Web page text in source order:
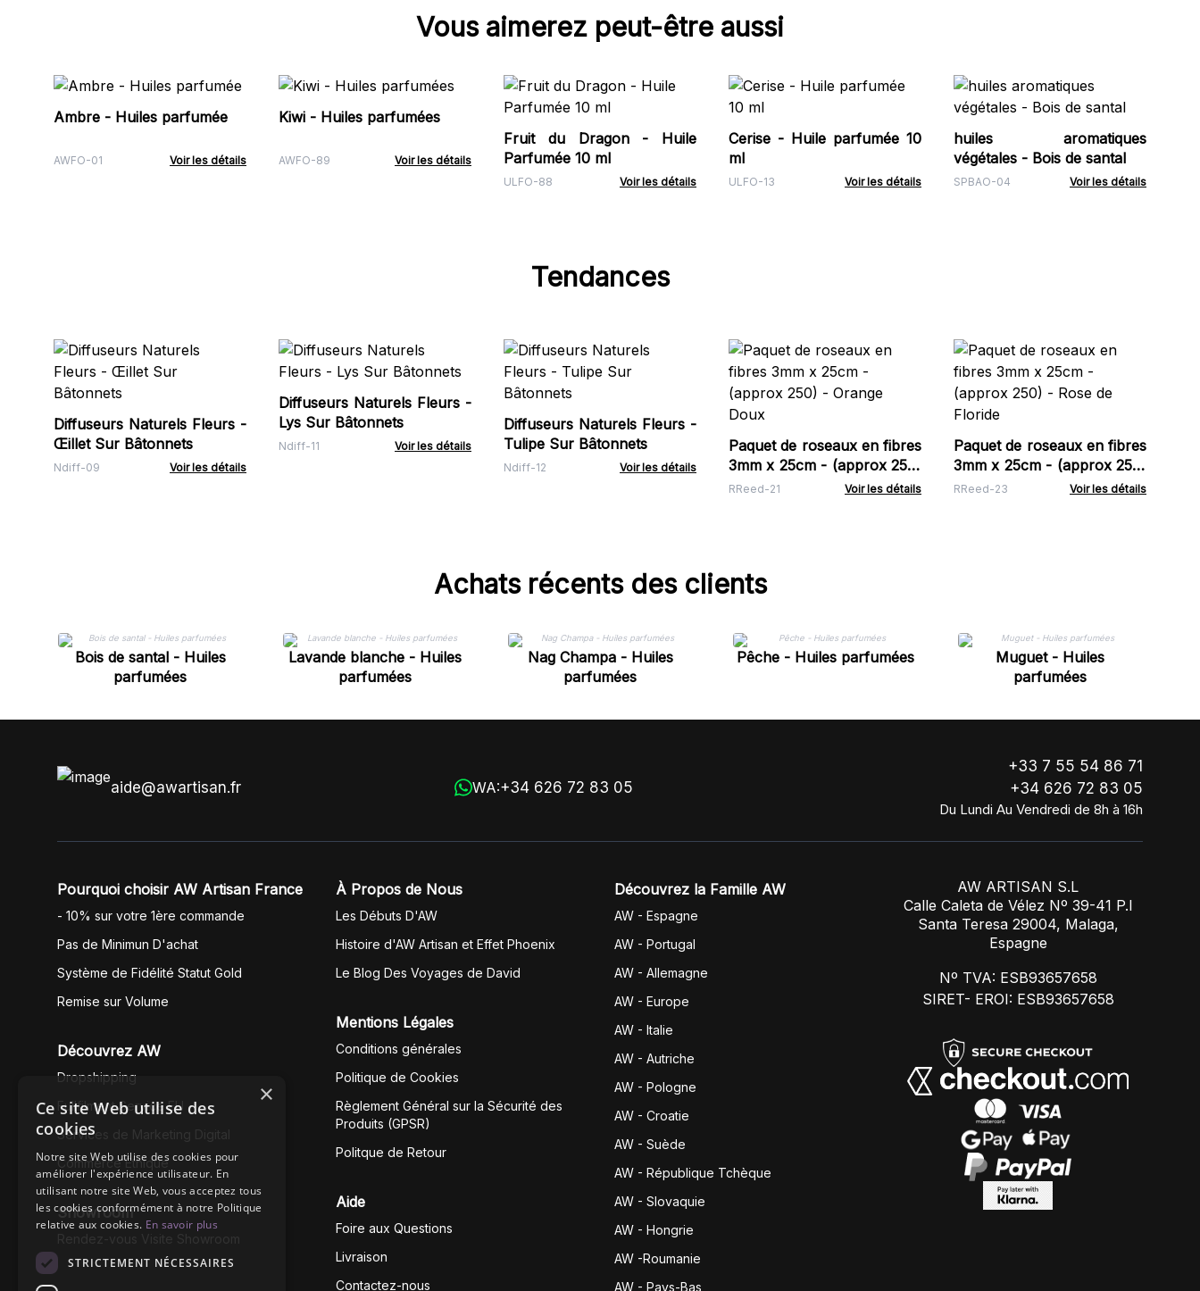
Vous aimerez peut-être aussi
Ambre - Huiles parfumée
AWFO-01 Voir les détails
Kiwi - Huiles parfumées
AWFO-89 Voir les détails
Fruit du Dragon - Huile
Parfumée 10 ml
ULFO-88 Voir les détails
Cerise - Huile parfumée 10
ml
ULFO-13 Voir les détails
huiles aromatiques
végétales - Bois de santal
SPBAO-04 Voir les détails
Tendances
Diffuseurs Naturels Fleurs -
Œillet Sur Bâtonnets
Ndiff-09 Voir les détails
Diffuseurs Naturels Fleurs -
Lys Sur Bâtonnets
Ndiff-11 Voir les détails
Diffuseurs Naturels Fleurs -
Tulipe Sur Bâtonnets
Ndiff-12 Voir les détails
Paquet de roseaux en fibres
3mm x 25cm - (approx 250)
- Orange Doux
RReed-21 Voir les détails
Paquet de roseaux en fibres
3mm x 25cm - (approx 250)
- Rose de Floride
RReed-23 Voir les détails
Achats récents des clients
Bois de santal - Huiles
parfumées
Lavande blanche - Huiles
parfumées
Nag Champa - Huiles
parfumées
Pêche - Huiles parfumées
Muguet - Huiles
parfumées
aide@awartisan.fr WA:+34 626 72 83 05
+33 7 55 54 86 71
+34 626 72 83 05
Du Lundi Au Vendredi de 8h à 16h
Pourquoi choisir AW Artisan France
- 10% sur votre 1ère commande
Pas de Minimun D'achat
Système de Fidélité Statut Gold
Remise sur Volume
Découvrez AW
Dropshipping
Fullfilment Service EU
Services de Marketing Digital
Commerce Éthique
Showroom
À Propos de Nous
Les Débuts D'AW
Histoire d'AW Artisan et Effet Phoenix
Le Blog Des Voyages de David
Mentions Légales
Conditions générales
Politique de Cookies
Règlement Général sur la Sécurité des
Produits (GPSR)
Politque de Retour
Aide
Foire aux Questions
Livraison
Contactez-nous
Découvrez la Famille AW
AW - Espagne
AW - Portugal
AW - Allemagne
AW - Europe
AW - Italie
AW - Autriche
AW - Pologne
AW - Croatie
AW - Suède
AW - République Tchèque
AW - Slovaquie
AW - Hongrie
AW -Roumanie
AW - Pays-Bas
AW ARTISAN S.L
Calle Caleta de Vélez Nº 39-41 P.I
Santa Teresa 29004, Malaga,
Espagne
Nº TVA: ESB93657658
SIRET- EROI: ESB93657658
×
Ce site Web utilise des
cookies
Notre site Web utilise des cookies pour
améliorer l'expérience utilisateur. En
utilisant notre site Web, vous acceptez tous
les cookies conformément à notre Politique
relative aux cookies. En savoir plus
STRICTEMENT NÉCESSAIRES